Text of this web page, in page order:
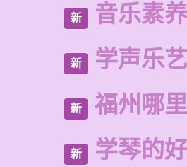
新 音乐素
新 学声乐
新 福州哪
新 学琴的